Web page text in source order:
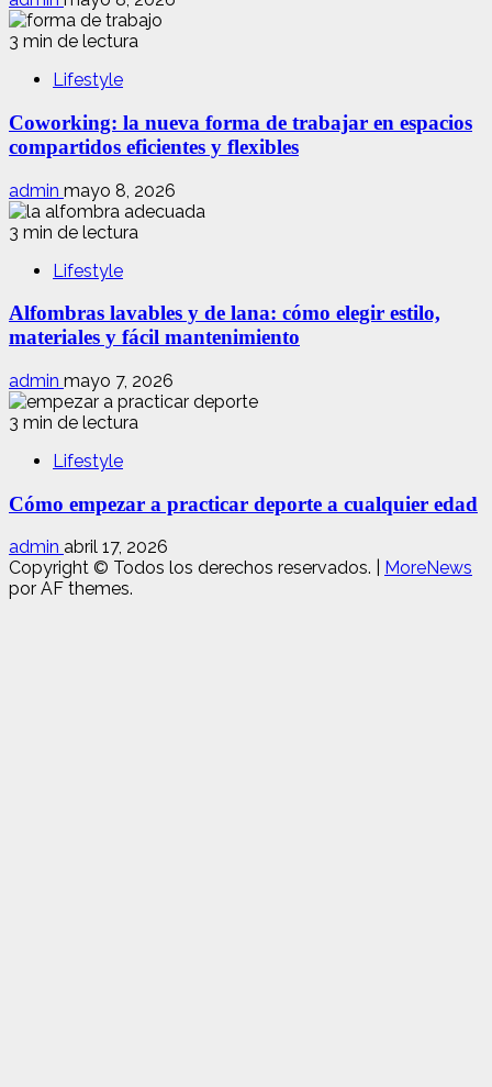
3 min de lectura
Lifestyle
Coworking: la nueva forma de trabajar en espacios
compartidos eficientes y flexibles
admin mayo 8, 2026
3 min de lectura
Lifestyle
Alfombras lavables y de lana: cómo elegir estilo,
materiales y fácil mantenimiento
admin mayo 7, 2026
3 min de lectura
Lifestyle
Cómo empezar a practicar deporte a cualquier edad
admin abril 17, 2026
Copyright © Todos los derechos reservados.
MoreNews
por AF themes.